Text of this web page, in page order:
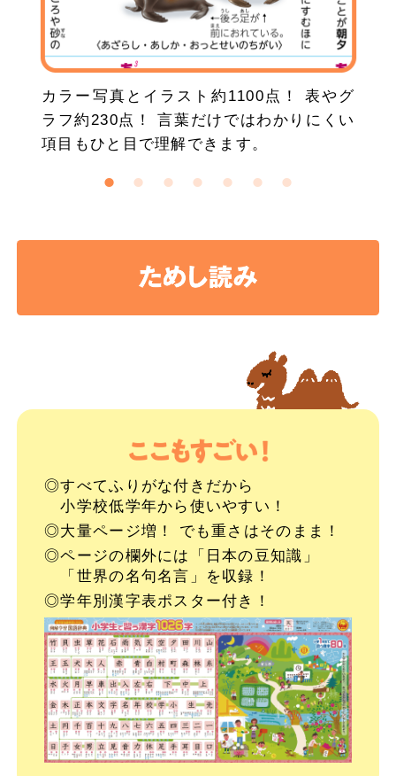
カラー写真とイラスト約1100点！ 表やグ
ラフ約230点！ 言葉だけではわかりにくい
項目もひと目で理解できます。
◎すべてふりがな付きだから
小学校低学年から使いやすい！
◎大量ページ増！ でも重さはそのまま！
◎ページの欄外には「日本の豆知識」
「世界の名句名言」を収録！
◎学年別漢字表ポスター付き！